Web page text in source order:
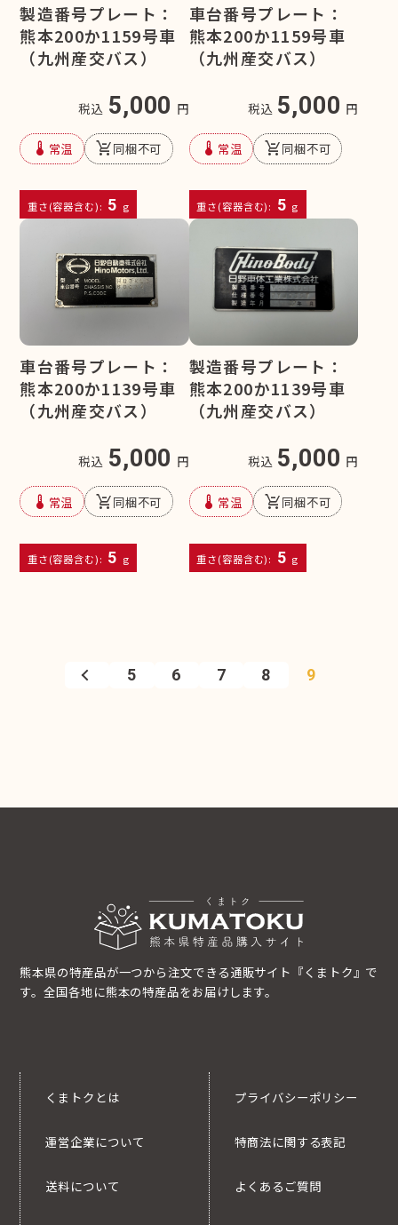
製造番号プレート：
熊本200か1159号車
（九州産交バス）
税込 5,000 円
device_thermostat 常温 remove_shopping_cart同梱不可
重さ(容器含む): 5 g
車台番号プレート：
熊本200か1159号車
（九州産交バス）
税込 5,000 円
device_thermostat 常温 remove_shopping_cart同梱不可
重さ(容器含む): 5 g
車台番号プレート：
熊本200か1139号車
（九州産交バス）
税込 5,000 円
device_thermostat 常温 remove_shopping_cart同梱不可
重さ(容器含む): 5 g
製造番号プレート：
熊本200か1139号車
（九州産交バス）
税込 5,000 円
device_thermostat 常温 remove_shopping_cart同梱不可
重さ(容器含む): 5 g
5 6 7 8 9
熊本県の特産品が一つから注文できる通販サイト『くまトク』で
す。全国各地に熊本の特産品をお届けします。
くまトクとは
運営企業について
送料について
プライバシーポリシー
特商法に関する表記
よくあるご質問